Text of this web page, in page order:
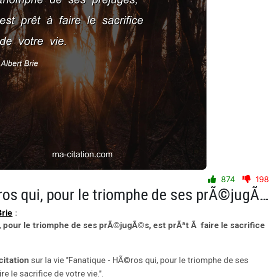
874 198
Fanatique - HÃ©ros qui, pour le triomphe de ses prÃ©jugÃ©s, est prÃªt Ã faire le sacrifice de votre vie.
:
pour le triomphe de ses prÃ©jugÃ©s, est prÃªt Ã faire le sacrifice
sur la vie "Fanatique - HÃ©ros qui, pour le triomphe de ses
le sacrifice de votre vie.".